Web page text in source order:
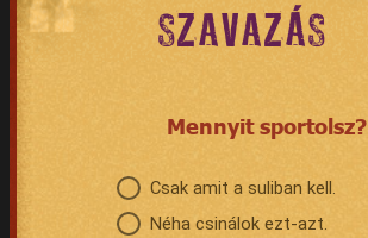
SZAVAZÁS
Mennyit sportolsz?
Csak amit a suliban kell.
Néha csinálok ezt-azt.